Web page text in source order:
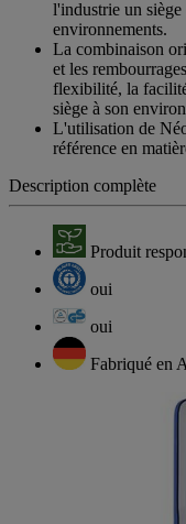
l'industrie un siège
environnements.
La combinaison
et les
flexibilité, la
siège à son
L'utilisation de
référence en
Description complète
Produit
oui
oui
Fabriqué en